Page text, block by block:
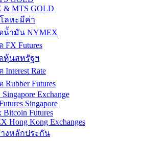
& MTS GOLD
ลหะมีค่า
น้ำมัน NYMEX
FX Futures
หุ้นสหรัฐฯ
Interest Rate
Rubber Futures
Exchange
Singapore
Bitcoin Futures
Hong Kong Exchanges
างหลักประกัน